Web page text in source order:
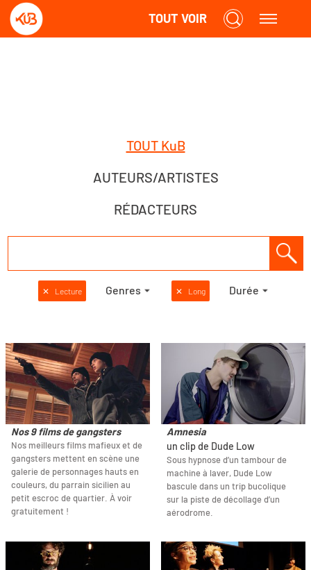
TOUT VOIR
TOUT KuB
AUTEURS/ARTISTES
RÉDACTEURS
✕ Lecture Genres ✕ Long Durée
Nos 9 films de gangsters
Nos meilleurs films mafieux et de
gangsters mettent en scène une
galerie de personnages hauts en
couleurs, du parrain sicilien au
petit escroc de quartier. À voir
gratuitement !
Amnesia
un clip de Dude Low
Sous hypnose d’un tambour de
machine à laver, Dude Low
bascule dans un trip bucolique
sur la piste de décollage d’un
aérodrome.